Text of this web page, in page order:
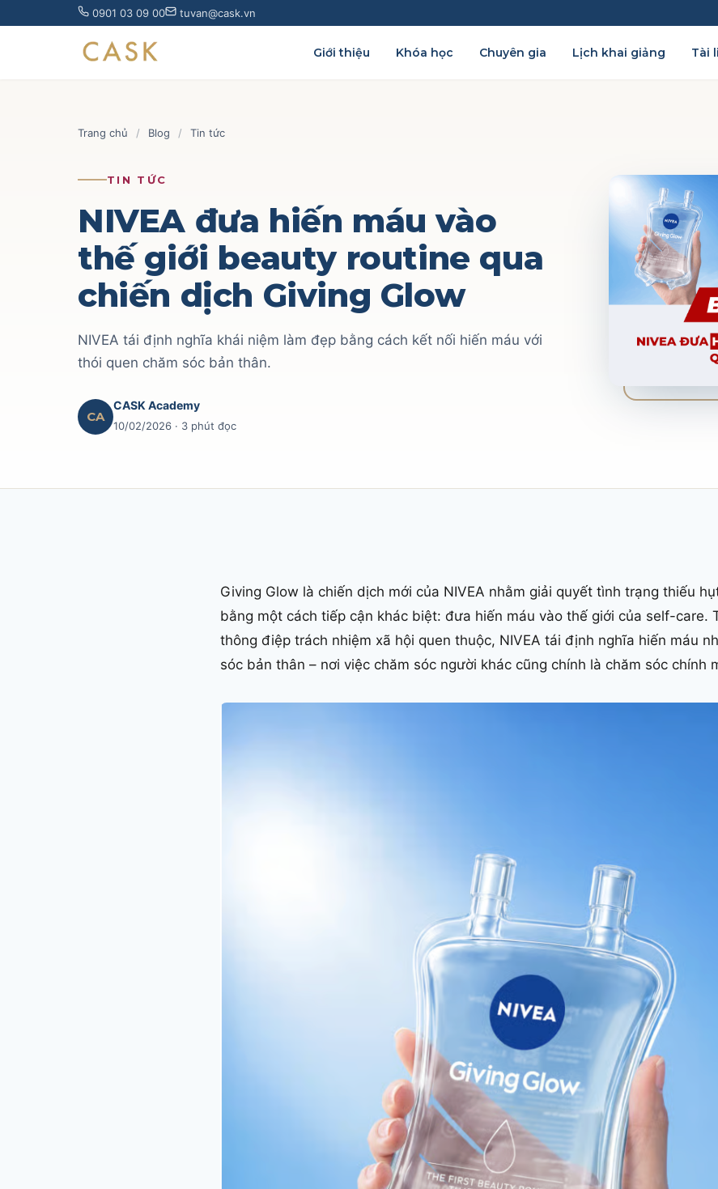
0901 03 09 00 tuvan@cask.vn
Giới thiệu Khóa học Chuyên gia Lịch khai giảng Tài
Trang chủ / Blog / Tin tức
TIN TỨC
NIVEA đưa hiến máu vào
thế giới beauty routine qua
chiến dịch Giving Glow
NIVEA tái định nghĩa khái niệm làm đẹp bằng cách kết nối hiến máu với
thói quen chăm sóc bản thân.
CA
CASK Academy
10/02/2026 · 3 phút đọc
Giving Glow là chiến dịch mới của NIVEA nhằm giải quyết tình trạng thiếu
bằng một cách tiếp cận khác biệt: đưa hiến máu vào thế giới của self-care.
thông điệp trách nhiệm xã hội quen thuộc, NIVEA tái định nghĩa hiến máu
sóc bản thân – nơi việc chăm sóc người khác cũng chính là chăm sóc chính